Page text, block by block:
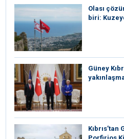
Olası
biri:
Güney